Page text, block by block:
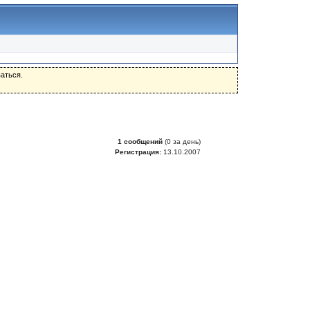
1 сообщений(0 за день)
Регистрация:13.10.2007